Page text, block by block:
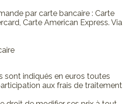
par carte bancaire : Carte
Carte American Express. Via
sont indiqués en euros toutes
aux frais de traitement